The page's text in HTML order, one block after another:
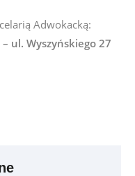
Adwokacką:
ul. Wyszyńskiego 27